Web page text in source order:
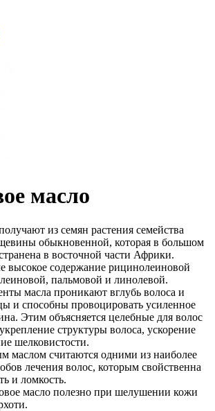
масло
из семян растения семейства
обыкновенной, которая в большом
в восточной части Африки.
высокое содержание рицинолеиновой
пальмовой и линолевой.
масла проникают вглубь волоса и
и способны провоцировать усиленное
Этим объясняется целебные для волос
структуры волоса, ускорение
шелковистости.
маслом считаются одними из наиболее
лечения волос, которым свойственна
и ломкость.
масло полезно при шелушении кожи